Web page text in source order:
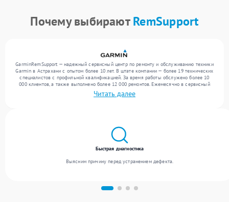
Почему выбираютRemSupport
GarminRemSupport — надежный сервисный центр по ремонту и обслуживанию техники
Garmin в Астрахани с опытом более 10 лет. В штате компании — более 19 технических
специалистов с профильной квалификацией. За время работы обслужено более 10
000 клиентов, а также выполнено более 12 000 ремонтов. Ежемесячно в сервисный
центр поступает свыше 300 единиц техники, включая , , . Мы работаем с широким
спектром неисправностей и гарантируем высокое качество обслуживания благодаря
Читать далее
Быстрая диагностика
Выясним причину перед устранением дефекта.